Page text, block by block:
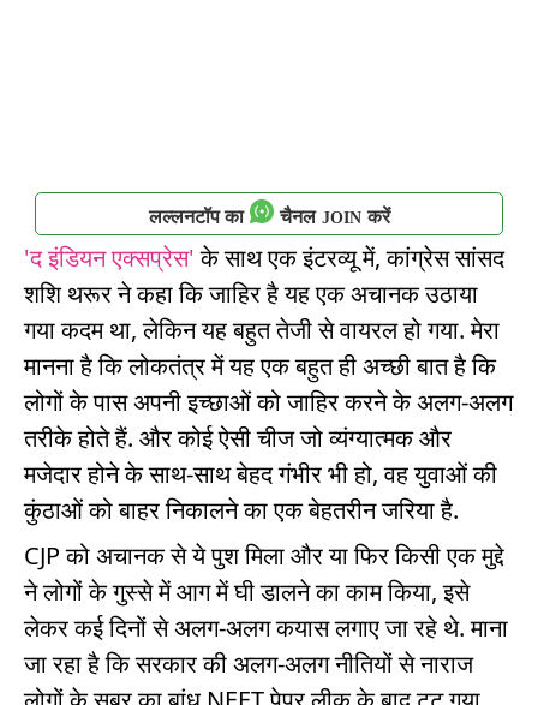
लल्लनटॉप का चैनल JOIN करें
'द इंडियन एक्सप्रेस'के साथ एक इंटरव्यू में, कांग्रेस सांसद
शशि थरूर ने कहा कि जाहिर है यह एक अचानक उठाया
गया कदम था, लेकिन यह बहुत तेजी से वायरल हो गया. मेरा
मानना ​​है कि लोकतंत्र में यह एक बहुत ही अच्छी बात है कि
लोगों के पास अपनी इच्छाओं को जाहिर करने के अलग-अलग
तरीके होते हैं. और कोई ऐसी चीज जो व्यंग्यात्मक और
मजेदार होने के साथ-साथ बेहद गंभीर भी हो, वह युवाओं की
कुंठाओं को बाहर निकालने का एक बेहतरीन जरिया है.
CJP को अचानक से ये पुश मिला और या फिर किसी एक मुद्दे
ने लोगों के गुस्से में आग में घी डालने का काम किया, इसे
लेकर कई दिनों से अलग-अलग कयास लगाए जा रहे थे. माना
जा रहा है कि सरकार की अलग-अलग नीतियों से नाराज